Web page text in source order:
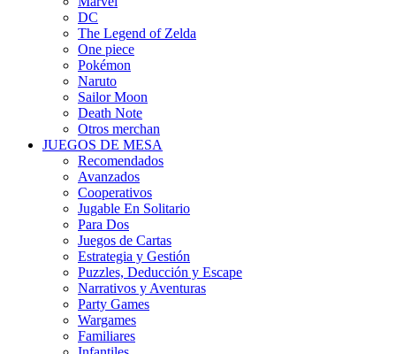
DC
The Legend of Zelda
One piece
Pokémon
Naruto
Sailor Moon
Death Note
Otros merchan
JUEGOS DE MESA
Recomendados
Avanzados
Cooperativos
Jugable En Solitario
Para Dos
Juegos de Cartas
Estrategia y Gestión
Puzzles, Deducción y Escape
Narrativos y Aventuras
Party Games
Wargames
Familiares